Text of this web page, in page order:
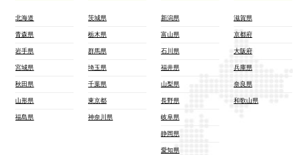
北海道
青森県
岩手県
宮城県
秋田県
山形県
福島県
茨城県
栃木県
群馬県
埼玉県
千葉県
東京都
神奈川県
新潟県
富山県
石川県
福井県
山梨県
長野県
岐阜県
静岡県
愛知県
滋賀県
京都府
大阪府
兵庫県
奈良県
和歌山県